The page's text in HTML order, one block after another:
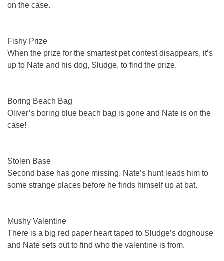
on the case.
Fishy Prize
When the prize for the smartest pet contest disappears, it’s
up to Nate and his dog, Sludge, to find the prize.
Boring Beach Bag
Oliver’s boring blue beach bag is gone and Nate is on the
case!
Stolen Base
Second base has gone missing. Nate’s hunt leads him to
some strange places before he finds himself up at bat.
Mushy Valentine
There is a big red paper heart taped to Sludge’s doghouse
and Nate sets out to find who the valentine is from.